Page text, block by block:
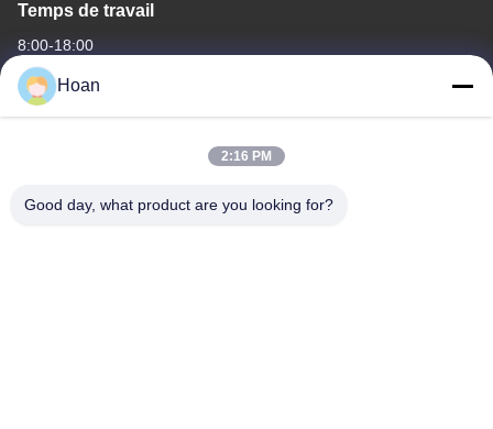
Temps de travail
8:00-18:00
Notre adresse
F7, bâtiment 2, parc industriel Xinkai, rue Jinye 2, zone de haute
Hoan
2:16 PM
Good day, what product are you looking for?